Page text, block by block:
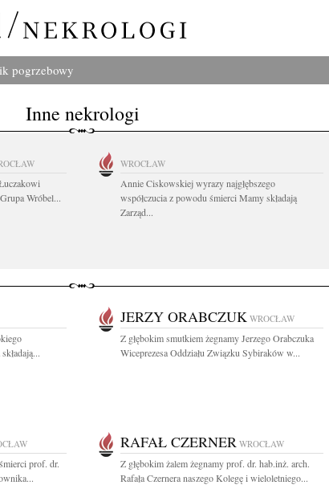
pogrzebowy
Inne nekrologi
Wróbel...
WROCŁAW
Annie Ciskowskiej wyrazy najgłębszego
współczucia z powodu śmierci Mamy składają
Zarząd...
JERZY ORABCZUK WROCŁAW
Z głębokim smutkiem żegnamy Jerzego Orabczuka
Wiceprezesa Oddziału Związku Sybiraków w...
prof. dr.
RAFAŁ CZERNER WROCŁAW
Z głębokim żalem żegnamy prof. dr. hab.inż. arch.
Rafała Czernera naszego Kolegę i wieloletniego...